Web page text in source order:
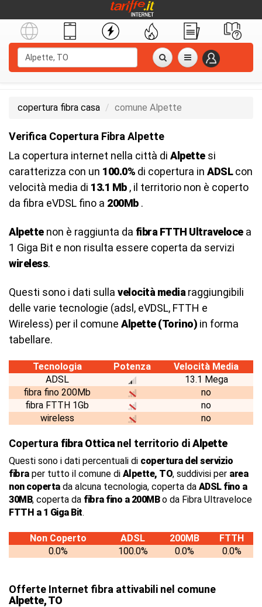
copertura fibra casa comune Alpette
Verifica Copertura Fibra Alpette
La copertura internet nella città di Alpettesi
caratterizza con un 100.0% di copertura in ADSLcon
velocità media di 13.1 Mb, il territorio non è coperto
da fibra eVDSL fino a 200Mb.
Alpettenon è raggiunta da fibra FTTH Ultravelocea
1 Giga Bit e non risulta essere coperta da servizi
wireless.
Questi sono i dati sulla velocità media raggiungibili
delle varie tecnologie (adsl, eVDSL, FTTH e
Wireless) per il comune Alpette (Torino) in forma
tabellare.
Tecnologia Potenza
Velocità Media
ADSL
13.1 Mega
fibra fino 200Mb
no
fibra FTTH 1Gb
no
wireless
no
Copertura fibra Ottica nel territorio diAlpette
Questi sono i dati percentuali di copertura del servizio
fibraper tutto il comune di Alpette, TO, suddivisi per area
non copertada alcuna tecnologia, coperta da ADSL fino a
30MB, coperta da fibra fino a 200MBo da Fibra Ultraveloce
FTTH a 1 Giga Bit.
Non Coperto ADSL 200MB
FTTH
0.0%
100.0% 0.0% 0.0%
Offerte Internet fibra attivabili nel comune
Alpette, TO